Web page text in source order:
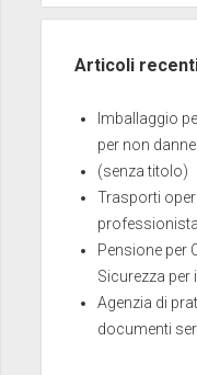
Articoli
Imballaggio
per non
(senza titolo)
Trasporti
professionista
Pensione per
Sicurezza per
Agenzia di
documenti